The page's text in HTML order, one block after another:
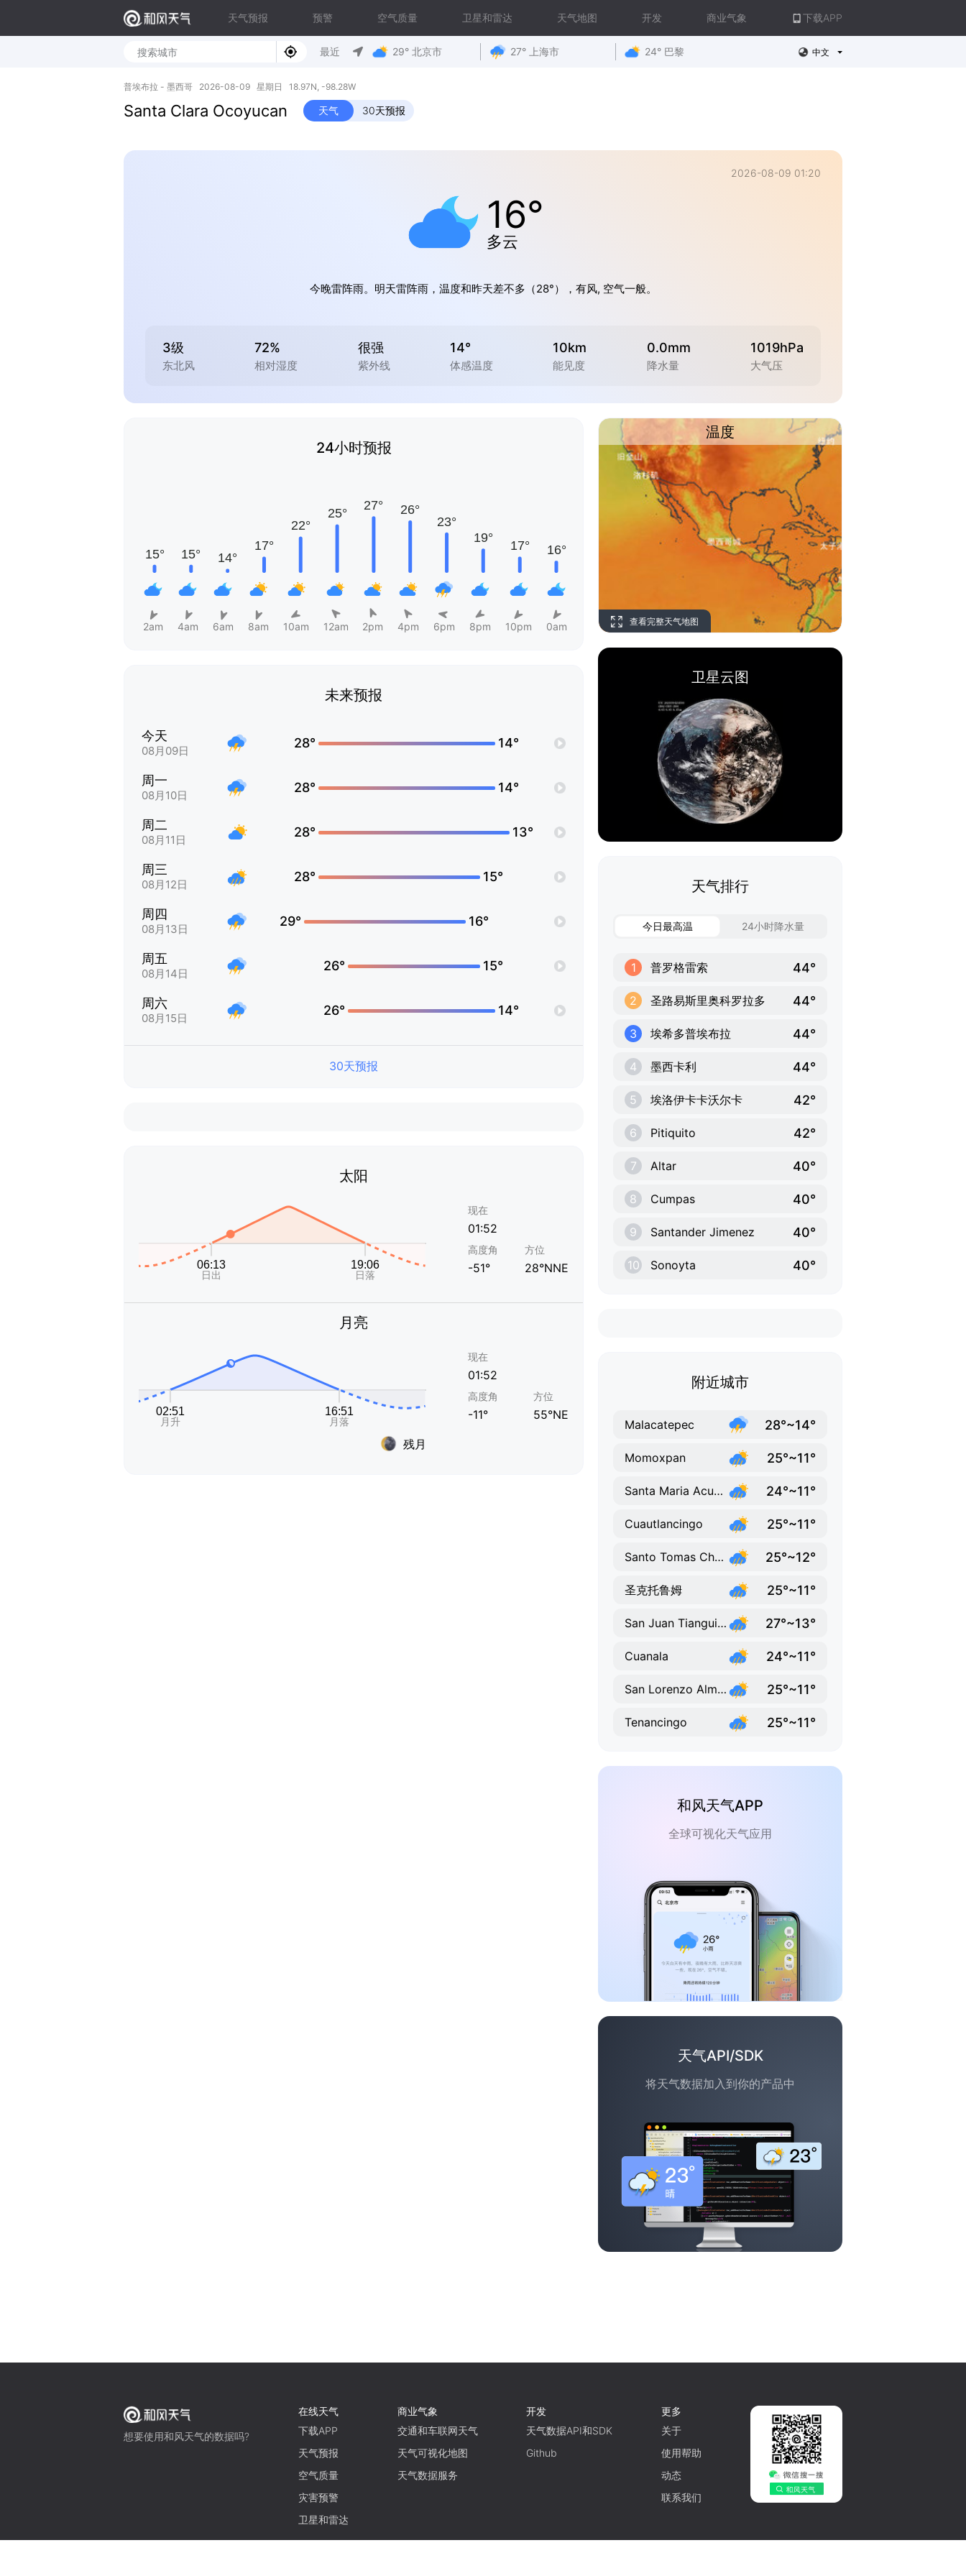
天气预报 预警 空气质量 卫星和雷达 天气地图 开发 商业气象 下载APP
最近 29° 北京市 27° 上海市 24° 巴黎 中文
普埃布拉 - 墨西哥 2026-08-09 星期日 18.97N, -98.28W
Santa Clara Ocoyucan 天气 30天预报
2026-08-09 01:20
16°
多云
今晚雷阵雨。明天雷阵雨，温度和昨天差不多（28°），有风, 空气一般。
3级
东北风
72%
相对湿度
很强
紫外线
14°
体感温度
10km
能见度
0.0mm
降水量
1019hPa
大气压
24小时预报
2am 4am 6am 8am 10am 12am 2pm 4pm 6pm 8pm 10pm 0am
未来预报
今天
08月09日
28° 14°
周一
08月10日
28° 14°
周二
08月11日
28° 13°
周三
08月12日
28° 15°
周四
08月13日
29° 16°
周五
08月14日
26° 15°
周六
08月15日
26° 14°
30天预报
太阳
现在
01:52
高度角
-51°
方位
28°NNE
月亮
残月
现在
01:52
高度角
-11°
方位
55°NE
温度
查看完整天气地图
卫星云图
天气排行
今日最高温 24小时降水量
1 普罗格雷索 44°
2 圣路易斯里奥科罗拉多 44°
3 埃希多普埃布拉 44°
4 墨西卡利 44°
5 埃洛伊卡卡沃尔卡 42°
6 Pitiquito 42°
7 Altar 40°
8 Cumpas 40°
9 Santander Jimenez 40°
10 Sonoyta 40°
附近城市
Malacatepec 28°~14°
Momoxpan 25°~11°
Santa Maria Acuexcomac 24°~11°
Cuautlancingo 25°~11°
Santo Tomas Chautla 25°~12°
圣克托鲁姆 25°~11°
San Juan Tianguismanalco 27°~13°
Cuanala 24°~11°
San Lorenzo Almecatla 25°~11°
Tenancingo 25°~11°
和风天气APP
全球可视化天气应用
天气API/SDK
将天气数据加入到你的产品中
想要使用和风天气的数据吗?
在线天气
下载APP
天气预报
空气质量
灾害预警
卫星和雷达
商业气象
交通和车联网天气
天气可视化地图
天气数据服务
开发
天气数据API和SDK
Github
更多
关于
使用帮助
动态
联系我们